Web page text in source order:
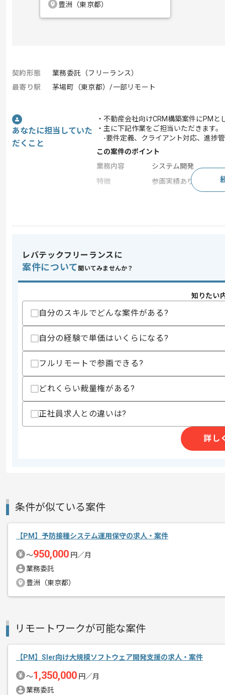
豊洲（東京都）
契約形態
業務委託（フリーランス）
最寄り駅
茅場町（東京都）/一部リモート
あなたに担当していた
だくこと
・不動産会社向けCRM構築案件にPMと
・主に下記作業をご担当いただきます。
-要件定義、クライアント対応、進捗
この案件のポイント
業務内容
システム開発
特徴
参画実績あり , 長期プ
・課題管理経験
スキルに不安がある方へ
上記に似た経験やスキルをお持ちであれば
その他募集要項
商談回数
1回
募集人数
1人
作業開始日
エージェントからのコ
レバテックでの実績がある企業の案件
PMの経験を活かすことができます。
複数案件を保有している企業ですので、
スキルアップされたい方、長期的に参
基本的には一部リモート作業を見込んで
レバテックフリーランスに
案件について 聞いてみませんか？
知りたい
自分のスキルでどんな案件がある?
自分の経験で単価はいくらになる?
フルリモートで参画できる?
どれくらい裁量権がある?
正社員求人との違いは?
詳し
条件が似ている案件
【PM】予防接種システム運用保守の求人・案件
〜950,000 円／月
業務委託
豊洲（東京都）
リモートワークが可能な案件
【PM】Sler向け大規模ソフトウェア開発支援の求人・案件
〜1,350,000 円／月
業務委託